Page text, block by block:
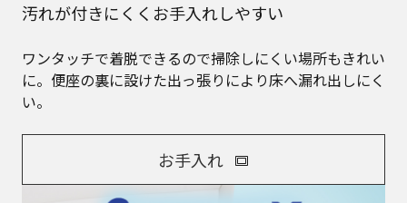
汚れが付きにくくお手入れしやすい
ワンタッチで着脱できるので掃除しにくい場所もきれい
に。便座の裏に設けた出っ張りにより床へ漏れ出しにく
い。
お手入れ